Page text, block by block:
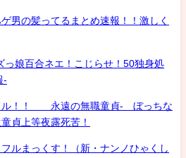
男の髪ってるまとめ速報！！激しく
っ娘百合ネエ！こじらせ！50独身処
-
ル！！ 永遠の無職童貞- ぼっちな
貞上等夜露死苦！
ルまっくす！（新・ナンノひゃくし